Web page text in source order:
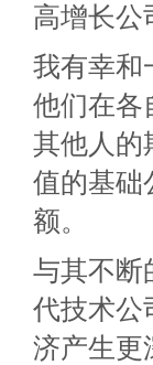
高增长公
我有幸和
他们在各
其他人的
值的基础
额。
与其不断
代技术公
济产生更